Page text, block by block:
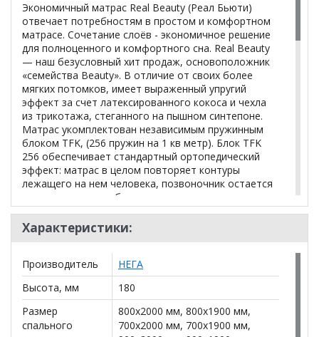
Экономичный матрас Real Beauty (Реал Бьюти)
отвечает потребностям в простом и комфортном
матрасе. Сочетание слоёв - экономичное решение
для полноценного и комфортного сна. Real Beauty
— наш безусловный хит продаж, основоположник
«семейства Beauty». В отличие от своих более
мягких потомков, имеет выраженный упругий
эффект за счет латексированного кокоса и чехла
из трикотажа, стеганного на пышном синтепоне.
Матрас укомплектован независимым пружинным
блоком TFK, (256 пружин на 1 кв метр). Блок TFK
256 обеспечивает стандартный ортопедический
эффект: матрас в целом повторяет контуры
лежащего на нем человека, позвоночник остается
ровным, что способствует восстановлению его
естественных физиологических изгибов Высота
матраса 180 мм. Весовая нагрузка до 120 кг на одно
спальное место. Матрас средней жесткости, 3/5.
Трикотаж повышенной плотности, глубокая стежка
на пышном синтепоне.
Супер плотный трикотаж в сочетании со стежкой
на пене и синтепоне образует дополнительную
систему комфорта.
Такой чехол является дополнительным
Характеристики:
Производитель
НЕГА
Высота, мм
180
Размер
спального
800x2000 мм, 800x1900 мм,
700x2000 мм, 700x1900 мм,